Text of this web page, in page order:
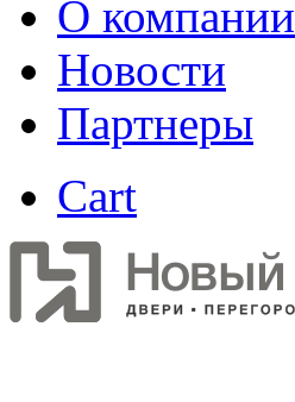
О компании
Новости
Партнеры
Cart